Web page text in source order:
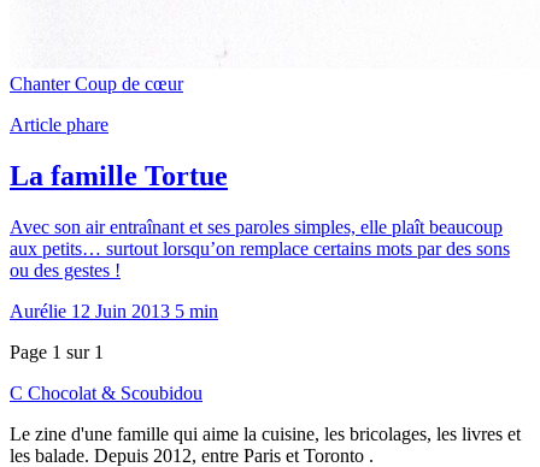
Chanter Coup de cœur
Article phare
La famille Tortue
Avec son air entraînant et ses paroles simples, elle plaît beaucoup
aux petits… surtout lorsqu’on remplace certains mots par des sons
ou des gestes !
Aurélie 12 Juin 2013 5 min
Page 1 sur 1
C Chocolat & Scoubidou
Le zine d'une famille qui aime la cuisine, les bricolages, les livres et
les balade. Depuis 2012, entre Paris et Toronto .